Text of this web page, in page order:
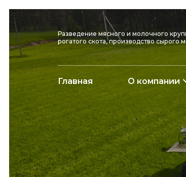
Разведение мясного и молочного
рогатого скота, производство сырого
Главная О компании